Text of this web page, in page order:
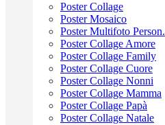
Poster Collage
Poster Mosaico
Poster Multifoto Person.
Poster Collage Amore
Poster Collage Family
Poster Collage Cuore
Poster Collage Nonni
Poster Collage Mamma
Poster Collage Papà
Poster Collage Natale